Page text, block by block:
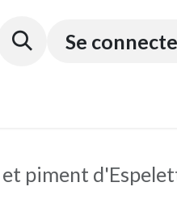
générales
Se
piment